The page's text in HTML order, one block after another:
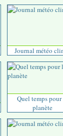
Journal météo
Quel temps
planète